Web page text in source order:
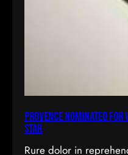
Provence Nominated for
Star
Rure dolor in